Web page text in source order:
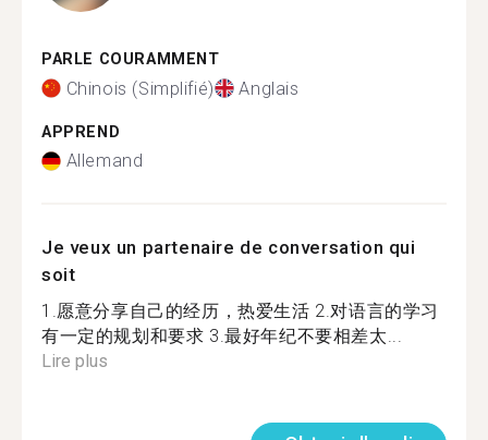
PARLE COURAMMENT
Chinois (Simplifié) Anglais
APPREND
Allemand
Je veux un partenaire de conversation qui
soit
1.愿意分享自己的经历，热爱生活 2.对语言的学习
有一定的规划和要求 3.最好年纪不要相差太...
Lire plus